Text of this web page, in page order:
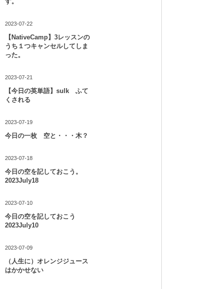
2023-07-22
【NativeCamp】3レッスンの
うち１つキャンセルしてしま
った。
2023-07-21
【今日の英単語】sulk ふて
くされる
2023-07-19
今日の一枚 空と・・・木？
2023-07-18
今日の空を記しておこう。
2023July18
2023-07-10
今日の空を記しておこう
2023July10
2023-07-09
（人生に）オレンジジュース
はかかせない